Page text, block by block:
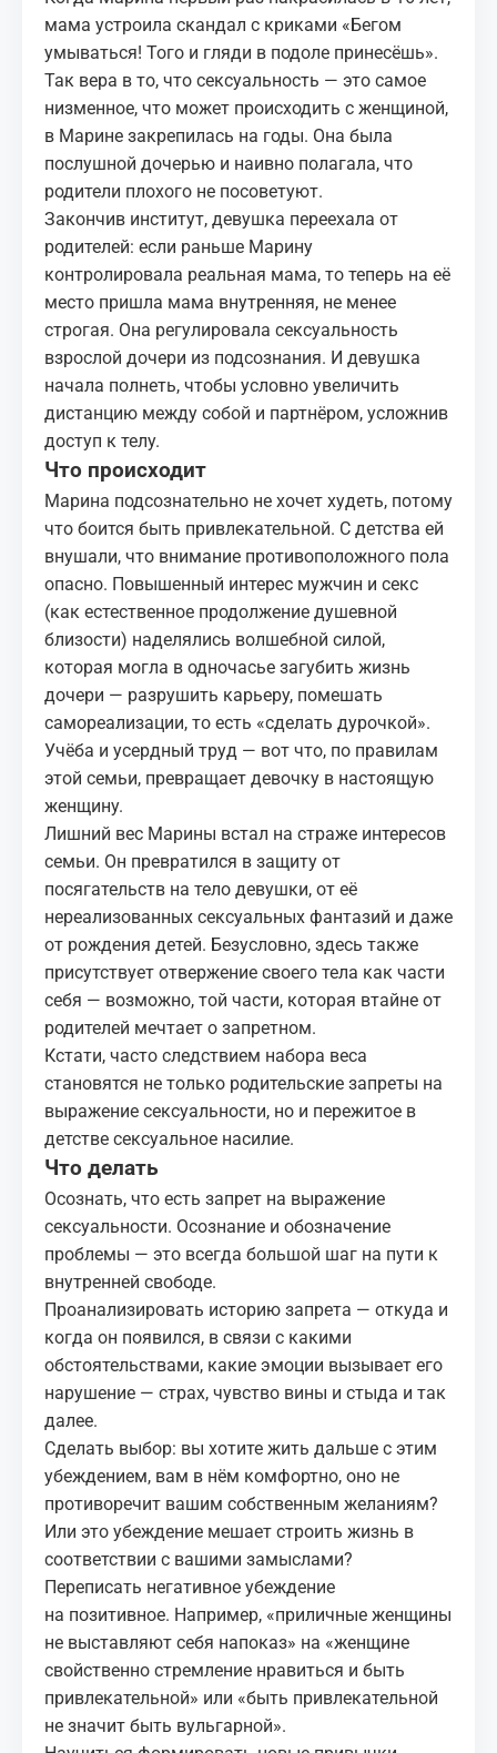
мама устроила скандал с криками «Бегом
умываться! Того и гляди в подоле принесёшь».
Так вера в то, что сексуальность — это самое
низменное, что может происходить с женщиной,
в Марине закрепилась на годы. Она была
послушной дочерью и наивно полагала, что
родители плохого не посоветуют.
Закончив институт, девушка переехала от
родителей: если раньше Марину
контролировала реальная мама, то теперь на её
место пришла мама внутренняя, не менее
строгая. Она регулировала сексуальность
взрослой дочери из подсознания. И девушка
начала полнеть, чтобы условно увеличить
дистанцию между собой и партнёром, усложнив
доступ к телу.
Что происходит
Марина подсознательно не хочет худеть, потому
что боится быть привлекательной. С детства ей
внушали, что внимание противоположного пола
опасно. Повышенный интерес мужчин и секс
(как естественное продолжение душевной
близости) наделялись волшебной силой,
которая могла в одночасье загубить жизнь
дочери — разрушить карьеру, помешать
самореализации, то есть «сделать дурочкой».
Учёба и усердный труд — вот что, по правилам
этой семьи, превращает девочку в настоящую
женщину.
Лишний вес Марины встал на страже интересов
семьи. Он превратился в защиту от
посягательств на тело девушки, от её
нереализованных сексуальных фантазий и даже
от рождения детей. Безусловно, здесь также
присутствует отвержение своего тела как части
себя — возможно, той части, которая втайне от
родителей мечтает о запретном.
Кстати, часто следствием набора веса
становятся не только родительские запреты на
выражение сексуальности, но и пережитое в
детстве сексуальное насилие.
Что делать
Осознать, что есть запрет на выражение
сексуальности. Осознание и обозначение
проблемы — это всегда большой шаг на пути к
внутренней свободе.
Проанализировать историю запрета — откуда и
когда он появился, в связи с какими
обстоятельствами, какие эмоции вызывает его
нарушение — страх, чувство вины и стыда и так
далее.
Сделать выбор: вы хотите жить дальше с этим
убеждением, вам в нём комфортно, оно не
противоречит вашим собственным желаниям?
Или это убеждение мешает строить жизнь в
соответствии с вашими замыслами?
Переписать негативное убеждение
на позитивное. Например, «приличные женщины
не выставляют себя напоказ» на «женщине
свойственно стремление нравиться и быть
привлекательной» или «быть привлекательной
не значит быть вульгарной».